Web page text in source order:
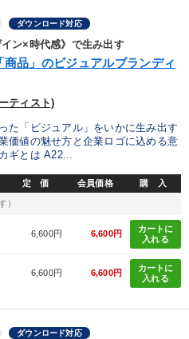
ダウンロード対応
イン×時代感》で生み出す
商品」のビジュアルブランディ
ティスト)
た「ビジュアル」をいかに生み出す
価値の魅せ方と企業ロゴに込める意
ギとは A22...
定 価 会員価格 購 入
）
6,600円 6,600円
カートに
入れる
6,600円 6,600円
カートに
入れる
ダウンロード対応